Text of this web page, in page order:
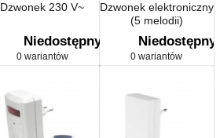
Dzwonek 230 V~
Niedostępny
0 wariantów
Dzwonek elektroniczny
(5 melodii)
Niedostępny
0 wariantów